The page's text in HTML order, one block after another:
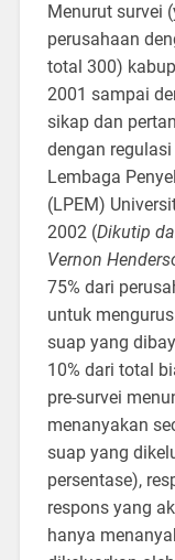
Menurut survei
perusahaan
total 300)
2001 sampai
sikap dan
dengan
Lembaga
(LPEM)
2002 (Dikutip
Vernon
75% dari
untuk
suap yang
10% dari total
pre-survei
menanyakan
suap yang
persentase),
respons yang
hanya